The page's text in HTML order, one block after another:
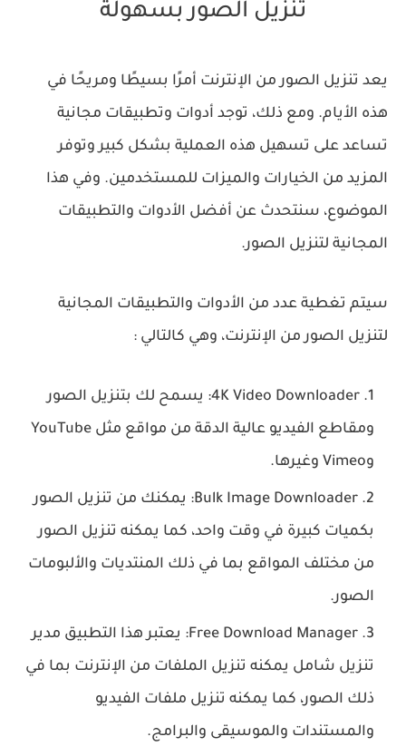
تنزيل الصور بسهولة
يعد تنزيل الصور من الإنترنت أمرًا بسيطًا ومريحًا في
هذه الأيام. ومع ذلك، توجد أدوات وتطبيقات مجانية
تساعد على تسهيل هذه العملية بشكل كبير وتوفر
المزيد من الخيارات والميزات للمستخدمين. وفي هذا
الموضوع، سنتحدث عن أفضل الأدوات والتطبيقات
المجانية لتنزيل الصور.
سيتم تغطية عدد من الأدوات والتطبيقات المجانية
لتنزيل الصور من الإنترنت، وهي كالتالي :
4K Video Downloader: يسمح لك بتنزيل الصور
ومقاطع الفيديو عالية الدقة من مواقع مثل YouTube
وVimeo وغيرها.
Bulk Image Downloader: يمكنك من تنزيل الصور
بكميات كبيرة في وقت واحد، كما يمكنه تنزيل الصور
من مختلف المواقع بما في ذلك المنتديات والألبومات
الصور.
Free Download Manager: يعتبر هذا التطبيق مدير
تنزيل شامل يمكنه تنزيل الملفات من الإنترنت بما في
ذلك الصور، كما يمكنه تنزيل ملفات الفيديو
والمستندات والموسيقى والبرامج.